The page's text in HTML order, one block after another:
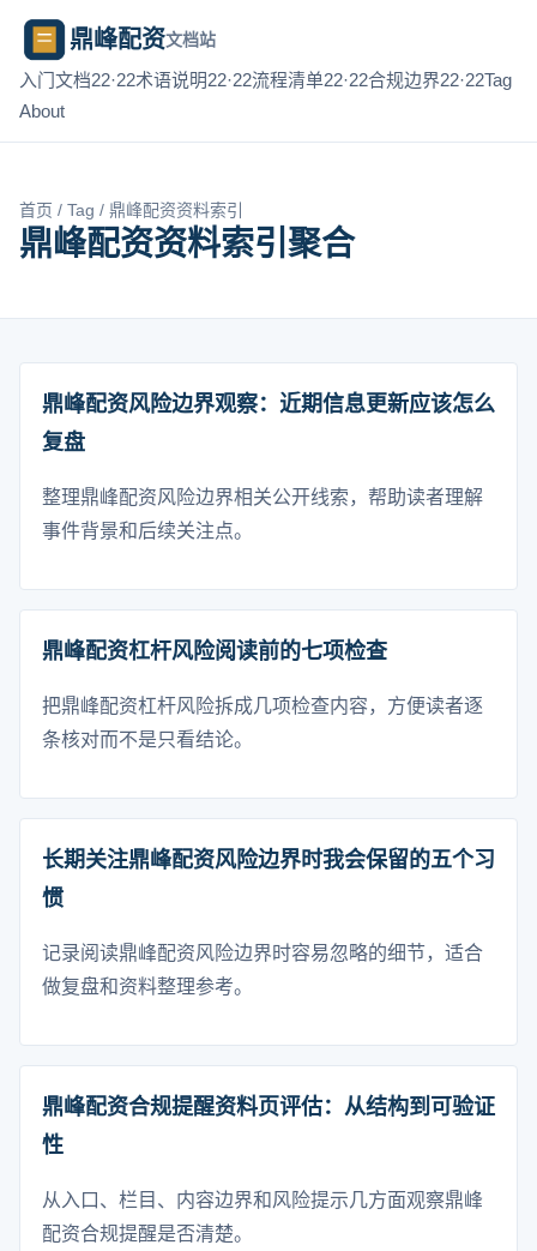
鼎峰配资文档站
入门文档22·22术语说明22·22流程清单22·22合规边界22·22Tag
About
首页 / Tag / 鼎峰配资资料索引
鼎峰配资资料索引聚合
鼎峰配资风险边界观察：近期信息更新应该怎么
复盘
整理鼎峰配资风险边界相关公开线索，帮助读者理解
事件背景和后续关注点。
鼎峰配资杠杆风险阅读前的七项检查
把鼎峰配资杠杆风险拆成几项检查内容，方便读者逐
条核对而不是只看结论。
长期关注鼎峰配资风险边界时我会保留的五个习
惯
记录阅读鼎峰配资风险边界时容易忽略的细节，适合
做复盘和资料整理参考。
鼎峰配资合规提醒资料页评估：从结构到可验证
性
从入口、栏目、内容边界和风险提示几方面观察鼎峰
配资合规提醒是否清楚。